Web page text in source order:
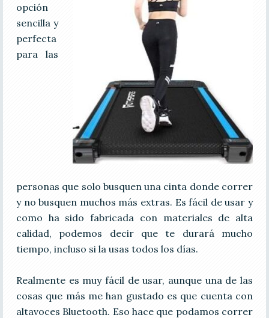
opción
sencilla y
perfecta
para las
personas que solo busquen una cinta donde correr
y no busquen muchos más extras. Es fácil de usar y
como ha sido fabricada con materiales de alta
calidad, podemos decir que te durará mucho
tiempo, incluso si la usas todos los días.
Realmente es muy fácil de usar, aunque una de las
cosas que más me han gustado es que cuenta con
altavoces Bluetooth. Eso hace que podamos correr